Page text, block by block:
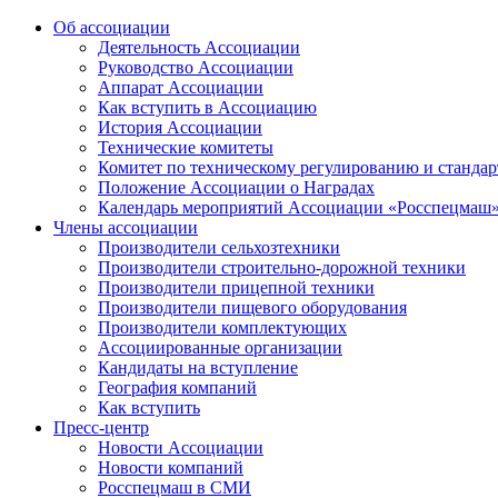
Об ассоциации
Деятельность Ассоциации
Руководство Ассоциации
Аппарат Ассоциации
Как вступить в Ассоциацию
История Ассоциации
Технические комитеты
Комитет по техническому регулированию и
Положение Ассоциации о Наградах
Календарь мероприятий Ассоциации «Росспецмаш»
Члены ассоциации
Производители сельхозтехники
Производители строительно-дорожной техники
Производители прицепной техники
Производители пищевого оборудования
Производители комплектующих
Ассоциированные организации
Кандидаты на вступление
География компаний
Как вступить
Пресс-центр
Новости Ассоциации
Новости компаний
Росспецмаш в СМИ